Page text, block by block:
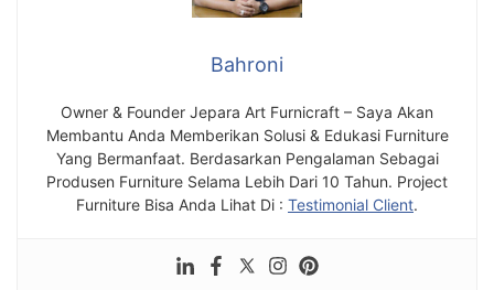
Bahroni
Owner & Founder Jepara Art Furnicraft – Saya Akan
Membantu Anda Memberikan Solusi & Edukasi Furniture
Yang Bermanfaat. Berdasarkan Pengalaman Sebagai
Produsen Furniture Selama Lebih Dari 10 Tahun. Project
Furniture Bisa Anda Lihat Di : Testimonial Client.